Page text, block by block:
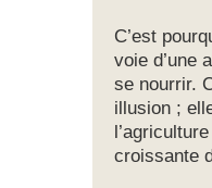
C’est
voie d’une
se nourrir.
illusion ;
croissante